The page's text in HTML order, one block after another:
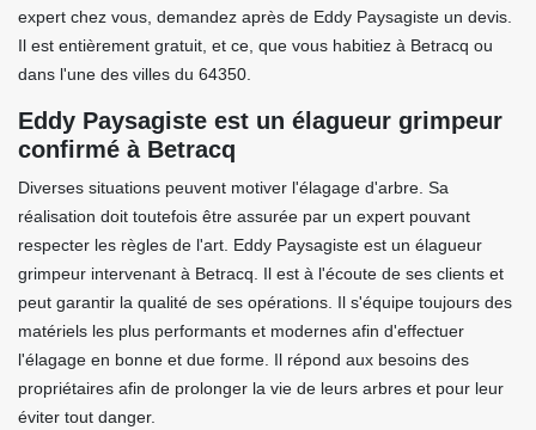
expert chez vous, demandez après de Eddy Paysagiste un devis.
Il est entièrement gratuit, et ce, que vous habitiez à Betracq ou
dans l'une des villes du 64350.
Eddy Paysagiste est un élagueur grimpeur
confirmé à Betracq
Diverses situations peuvent motiver l'élagage d'arbre. Sa
réalisation doit toutefois être assurée par un expert pouvant
respecter les règles de l'art. Eddy Paysagiste est un élagueur
grimpeur intervenant à Betracq. Il est à l'écoute de ses clients et
peut garantir la qualité de ses opérations. Il s'équipe toujours des
matériels les plus performants et modernes afin d'effectuer
l'élagage en bonne et due forme. Il répond aux besoins des
propriétaires afin de prolonger la vie de leurs arbres et pour leur
éviter tout danger.